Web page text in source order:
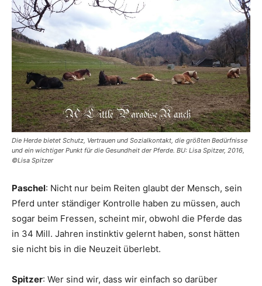
Die Herde bietet Schutz, Vertrauen und Sozialkontakt, die größten Bedürfnisse
und ein wichtiger Punkt für die Gesundheit der Pferde. BU: Lisa Spitzer, 2016,
©Lisa Spitzer
Paschel: Nicht nur beim Reiten glaubt der Mensch, sein
Pferd unter ständiger Kontrolle haben zu müssen, auch
sogar beim Fressen, scheint mir, obwohl die Pferde das
in 34 Mill. Jahren instinktiv gelernt haben, sonst hätten
sie nicht bis in die Neuzeit überlebt.
Spitzer: Wer sind wir, dass wir einfach so darüber